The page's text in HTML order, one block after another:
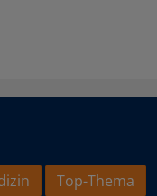
Top-Thema